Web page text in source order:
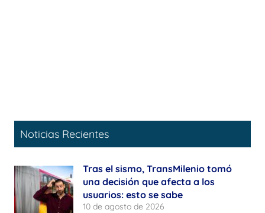
Noticias Recientes
Tras el sismo, TransMilenio tomó
una decisión que afecta a los
usuarios: esto se sabe
10 de agosto de 2026